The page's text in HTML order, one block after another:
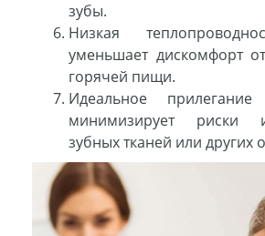
зубы.
Низкая
уменьшает дискомфорт
горячей пищи.
Идеальное
минимизирует риски
зубных тканей или других